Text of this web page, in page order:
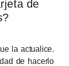
de
la actualice.
de hacerlo